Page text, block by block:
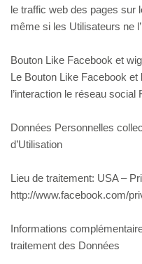
le traffic web des pages sur
même si les Utilisateurs ne
Bouton Like Facebook et
Le Bouton Like Facebook
l’interaction le réseau
Données Personnelles
d’Utilisation
Lieu de traitement: USA –
http://www.facebook.com/
Informations
traitement des Données